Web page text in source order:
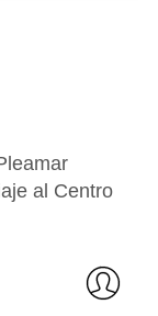
al Centro